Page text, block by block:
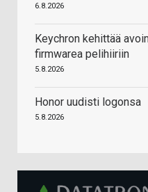
6.8.2026
Keychron kehittää
firmwarea pelihiiriin
5.8.2026
Honor uudisti logonsa
5.8.2026